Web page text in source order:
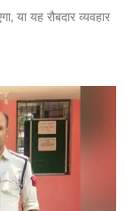
या यह रौबदार व्यवहार